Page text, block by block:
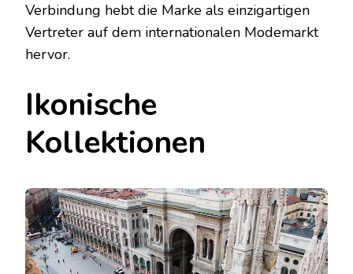
Verbindung hebt die Marke als einzigartigen
Vertreter auf dem internationalen Modemarkt
hervor.
Ikonische
Kollektionen